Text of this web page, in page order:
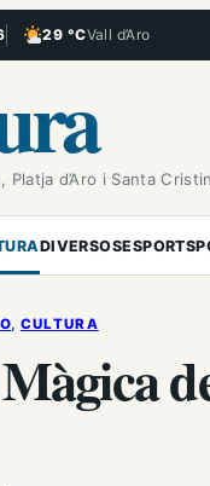
29 °CVall d’Aro
, Poc ennuvolat
d’Aro i Santa
DIVERSOSESPORTS
, CULTURA